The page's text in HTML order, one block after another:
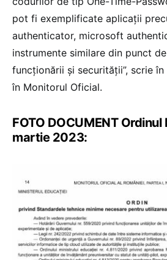
pot fi exemplificate aplicații
authenticator, microsoft
instrumente similare din punct
funcționării și securității”, scrie
în Monitorul Oficial.
FOTO DOCUMENT
martie 2023: